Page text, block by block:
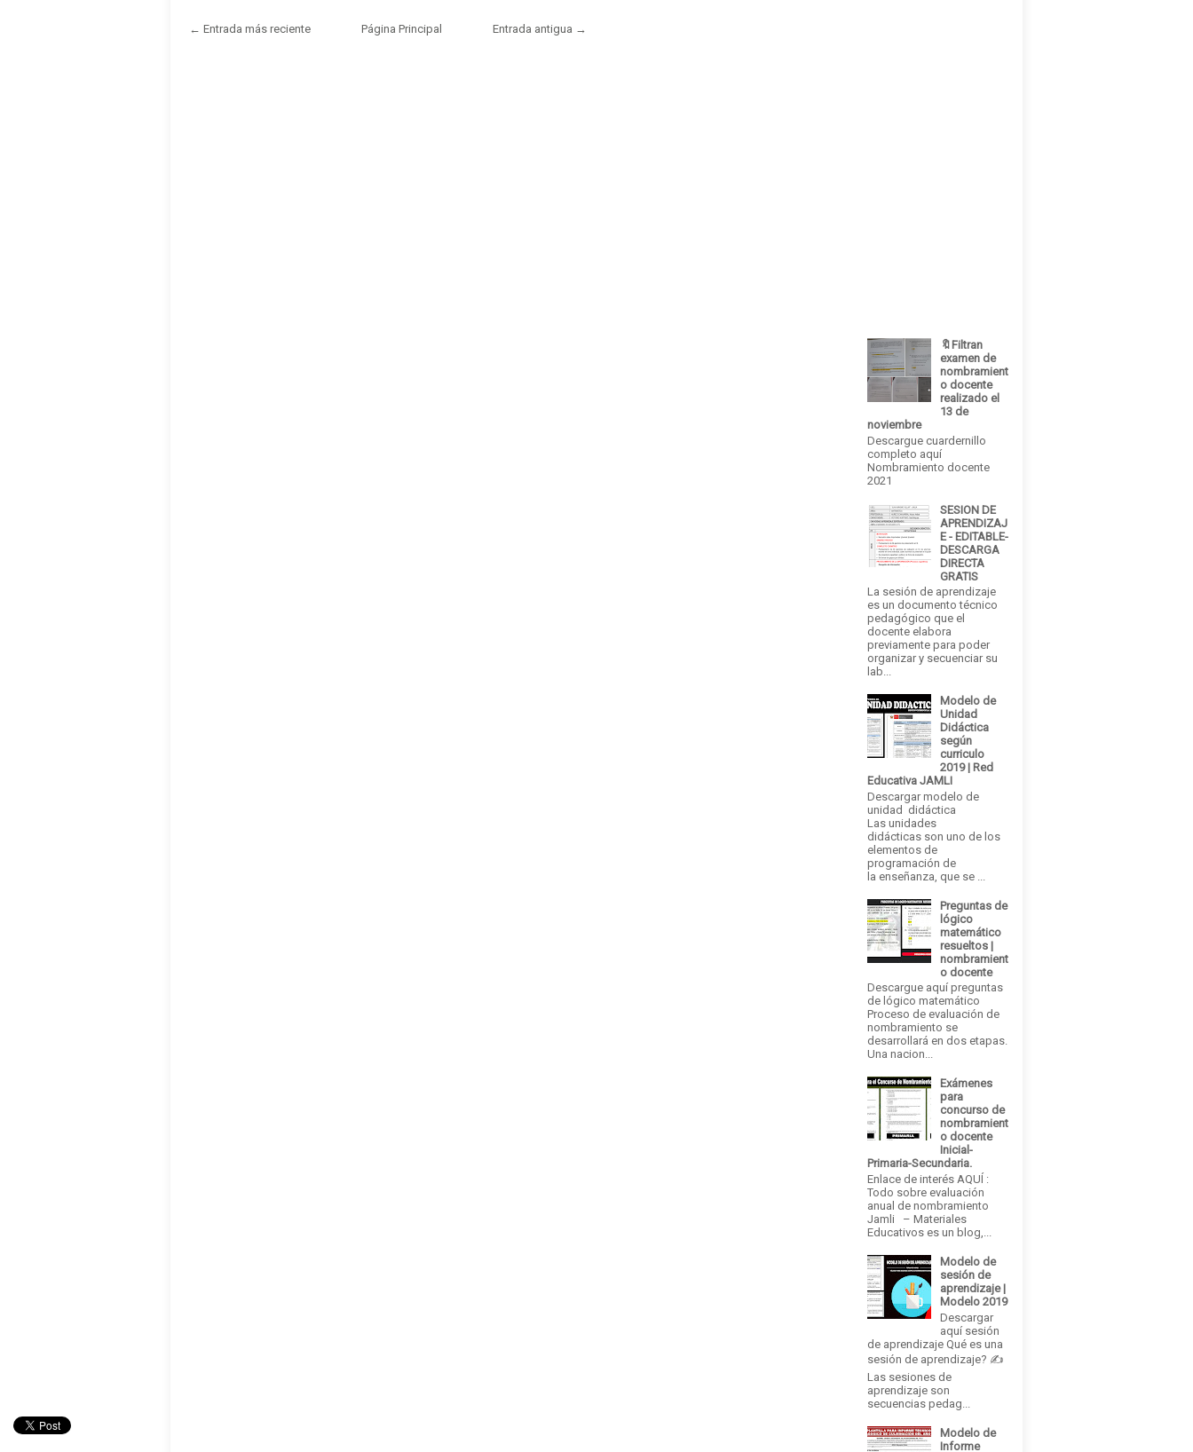
← Entrada más reciente Entrada antigua →
Página Principal
🔖Filtran
examen de
nombramient
o docente
realizado el
13 de
noviembre
Descargue cuardernillo
completo aquí
Nombramiento docente
2021
SESION DE
APRENDIZAJ
E - EDITABLE-
DESCARGA
DIRECTA
GRATIS
La sesión de aprendizaje
es un documento técnico
pedagógico que el
docente elabora
previamente para poder
organizar y secuenciar su
lab...
Modelo de
Unidad
Didáctica
según
curriculo
2019 | Red
Educativa JAMLI
Descargar modelo de
unidad didáctica
Las unidades
didácticas son uno de los
elementos de
programación de
la enseñanza, que se ...
Preguntas de
lógico
matemático
resueltos |
nombramient
o docente
Descargue aquí preguntas
de lógico matemático
Proceso de evaluación de
nombramiento se
desarrollará en dos etapas.
Una nacion...
Exámenes
para
concurso de
nombramient
o docente
Inicial-
Primaria-Secundaria.
Enlace de interés AQUÍ :
Todo sobre evaluación
anual de nombramiento
Jamli – Materiales
Educativos es un blog,...
Modelo de
sesión de
aprendizaje |
Modelo 2019
Descargar
aquí sesión
de aprendizaje Qué es una
sesión de aprendizaje? ✍
Las sesiones de
aprendizaje son
secuencias pedag...
Modelo de
Informe